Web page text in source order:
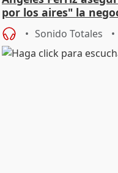
por los aires" la
SMA
Sonido Totales